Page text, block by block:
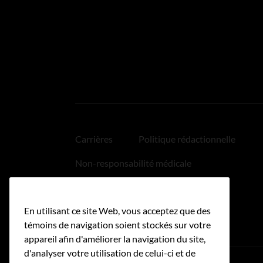
Carrières Politique rédactionnelle
Non-responsabilité médicale
Accessibilité
En utilisant ce site Web, vous acceptez que des
témoins de navigation soient stockés sur votre
appareil afin d'améliorer la navigation du site,
d'analyser votre utilisation de celui-ci et de